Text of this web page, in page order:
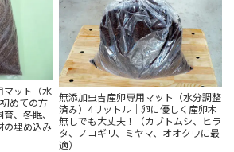
マット（水
めての方
、冬眠、
の埋め込み
無添加虫吉産卵専用マット（水分調整
済み）4リットル｜卵に優しく産卵木
無しでも大丈夫！（カブトムシ、ヒラ
タ、ノコギリ、ミヤマ、オオクワに最
適）